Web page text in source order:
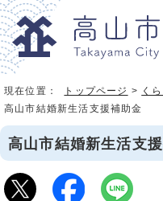
現在位置： トップページ > く
高山市結婚新生活支援補助金
高山市結婚新生活支